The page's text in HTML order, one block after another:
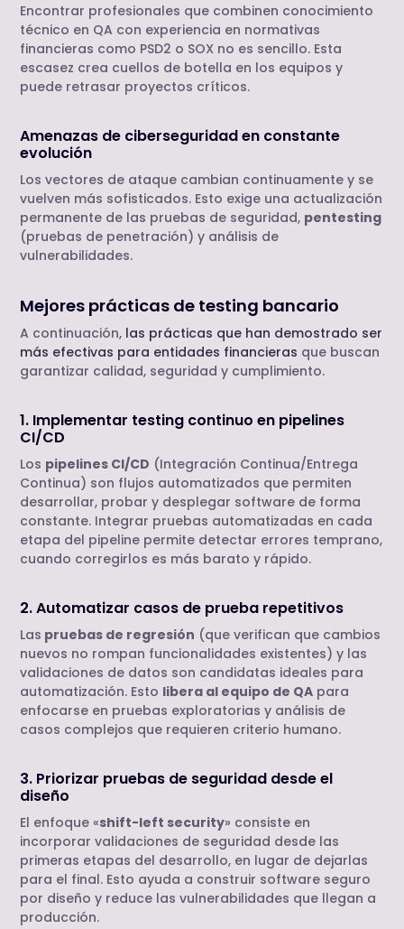
Encontrar profesionales que combinen conocimiento
técnico en QA con experiencia en normativas
financieras como PSD2 o SOX no es sencillo. Esta
escasez crea cuellos de botella en los equipos y
puede retrasar proyectos críticos.
Amenazas de ciberseguridad en constante
evolución
Los vectores de ataque cambian continuamente y se
vuelven más sofisticados. Esto exige una actualización
permanente de las pruebas de seguridad, pentesting
(pruebas de penetración) y análisis de
vulnerabilidades.
Mejores prácticas de testing bancario
A continuación, las prácticas que han demostrado ser
más efectivas para entidades financieras que buscan
garantizar calidad, seguridad y cumplimiento.
1. Implementar testing continuo en pipelines
CI/CD
Los pipelines CI/CD (Integración Continua/Entrega
Continua) son flujos automatizados que permiten
desarrollar, probar y desplegar software de forma
constante. Integrar pruebas automatizadas en cada
etapa del pipeline permite detectar errores temprano,
cuando corregirlos es más barato y rápido.
2. Automatizar casos de prueba repetitivos
Las pruebas de regresión (que verifican que cambios
nuevos no rompan funcionalidades existentes) y las
validaciones de datos son candidatas ideales para
automatización. Esto libera al equipo de QA para
enfocarse en pruebas exploratorias y análisis de
casos complejos que requieren criterio humano.
3. Priorizar pruebas de seguridad desde el
diseño
El enfoque «shift-left security» consiste en
incorporar validaciones de seguridad desde las
primeras etapas del desarrollo, en lugar de dejarlas
para el final. Esto ayuda a construir software seguro
por diseño y reduce las vulnerabilidades que llegan a
producción.